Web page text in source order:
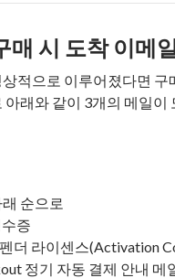
매 시 도착 이메
적으로 이루어졌다면 구
아래와 같이 3개의 메일이
순으로
증
더 라이센스(Activation
정기 자동 결제 안내 메